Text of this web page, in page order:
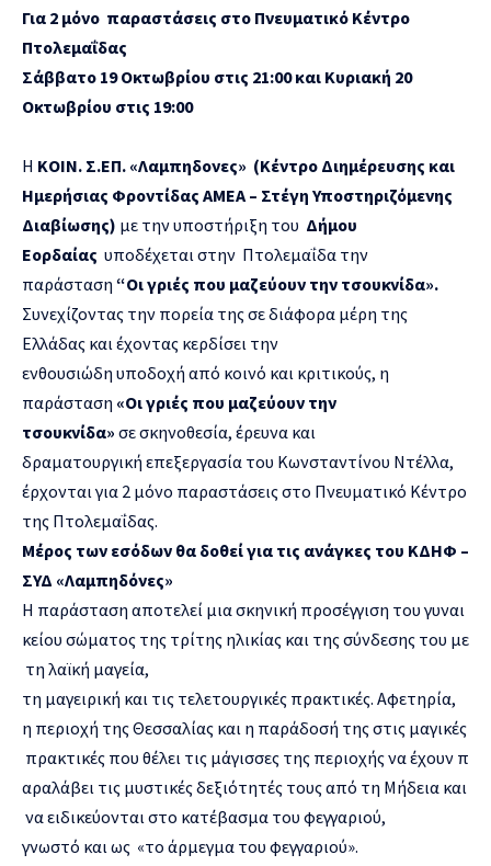
Για 2 μόνο παραστάσεις στο Πνευματικό Κέντρο
Πτολεμαΐδας
Σάββατο 19 Οκτωβρίου στις 21:00 και Κυριακή 20
Οκτωβρίου στις 19:00
Η ΚΟΙΝ. Σ.ΕΠ. «Λαμπηδονες» (Κέντρο Διημέρευσης και
Ημερήσιας Φροντίδας ΑΜΕΑ – Στέγη Υποστηριζόμενης
Διαβίωσης) με την υποστήριξη του Δήμου
Εορδαίας υποδέχεται στην Πτολεμαΐδα την
παράσταση “Οιγριές που μαζεύουν την τσουκνίδα».
Συνεχίζοντας την πορεία της σε διάφορα μέρη της
Ελλάδας και έχοντας κερδίσει την
ενθουσιώδη υποδοχή από κοινό και κριτικούς, η
παράσταση «Οι γριές που μαζεύουν την
τσουκνίδα» σε σκηνοθεσία, έρευνα και
δραματουργική επεξεργασία του Κωνσταντίνου Ντέλλα,
έρχονται για 2 μόνο παραστάσεις στο Πνευματικό Κέντρο
της Πτολεμαΐδας.
Μέρος των εσόδων θα δοθεί για τις ανάγκες του ΚΔΗΦ –
ΣΥΔ «Λαμπηδόνες»
Η παράσταση αποτελεί μια σκηνική προσέγγιση του γυναι
κείου σώματος της τρίτης ηλικίας και της σύνδεσης του με
τη λαϊκή μαγεία,
τη μαγειρική και τις τελετουργικές πρακτικές. Αφετηρία,
η περιοχή της Θεσσαλίας και η παράδοσή της στις μαγικές
πρακτικές που θέλει τις μάγισσες της περιοχής να έχουν π
αραλάβει τις μυστικές δεξιότητές τους από τη Μήδεια και
να ειδικεύονται στο κατέβασμα του φεγγαριού,
γνωστό και ως «το άρμεγμα του φεγγαριού».